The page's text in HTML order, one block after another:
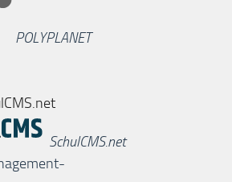
POLYPLANET
SchulCMS.net